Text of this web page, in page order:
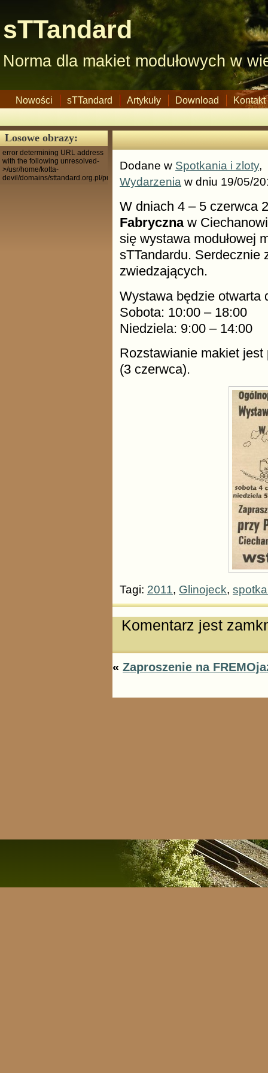
sTTandard
Norma dla makiet modułowych w
Nowości sTTandard Artykuły Download Kontakt
Dodane w Spotkania i zloty,
Wydarzenia w dniu 19/05/
W dniach 4 – 5 czerwca
Fabrycznaw
się wystawa modułowej
sTTandardu. Serdecznie
zwiedzających.
Wystawa będzie otwarta
Sobota: 10:00 – 18:00
Niedziela: 9:00 – 14:00
Rozstawianie makiet
(3 czerwca).
Tagi: 2011, Glinojeck,
Komentarz jest
« Zaproszenie na
Losowe obrazy:
error determining URL address
with the following unresolved-
>/usr/home/kotta-
devil/domains/sttandard.org.pl/public_html